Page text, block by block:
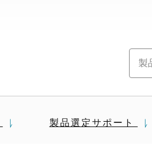
製品選定サポート